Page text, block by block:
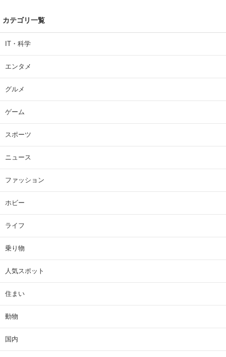
カテゴリ一覧
IT・科学
エンタメ
グルメ
ゲーム
スポーツ
ニュース
ファッション
ホビー
ライフ
乗り物
人気スポット
住まい
動物
国内